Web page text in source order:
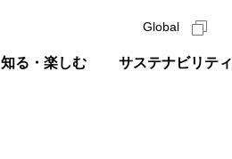
知る・楽しむ サステナビリティ
Global